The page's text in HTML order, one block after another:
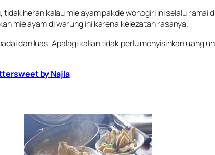
heran kalau mie ayam pakde wonogiri ini selalu
mie ayam di warung ini karena kelezatan rasanya.
dan luas. Apalagi kalian tidak perlu menyisihkan uang
by Najla